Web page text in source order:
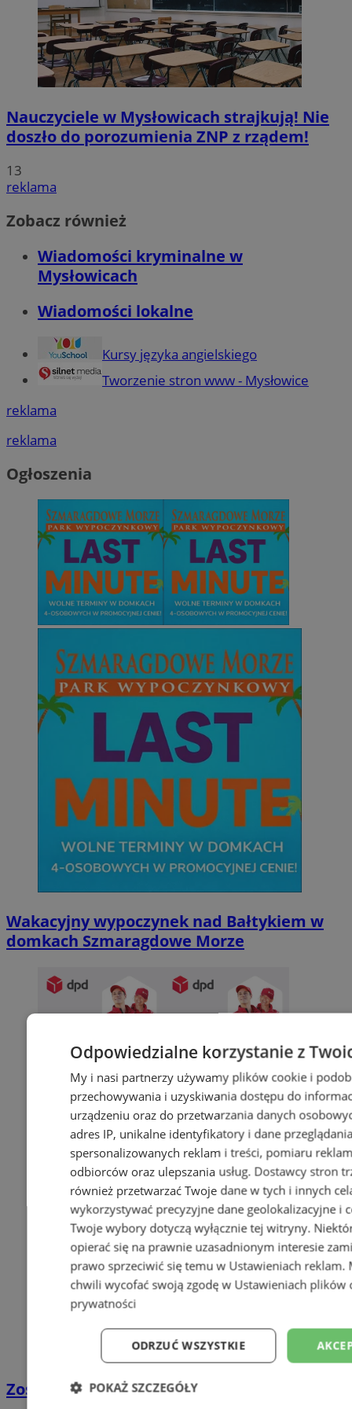
Nauczyciele w Mysłowicach strajkują! Nie
doszło do porozumienia ZNP z rządem!
13
reklama
Zobacz również
Wiadomości kryminalne w
Mysłowicach
Wiadomości lokalne
Kursy języka angielskiego
Tworzenie stron www - Mysłowice
reklama
reklama
Ogłoszenia
Wakacyjny wypoczynek nad Bałtykiem w
domkach Szmaragdowe Morze
Zostań kierowcą w DPD
Odpowiedzialne korzystanie z
My i nasi partnerzy używamy plików cookie i
przechowywania i uzyskiwania dostępu do
urządzeniu oraz do przetwarzania danych
adres IP, unikalne identyfikatory i dane
spersonalizowanych reklam i treści, pomiaru
odbiorców oraz ulepszania usług. Dostawcy stron
również przetwarzać Twoje dane w tych i innych
wykorzystywać precyzyjne dane geolokalizacyjne i
Twoje wybory dotyczą wyłącznie tej witryny.
opierać się na prawnie uzasadnionym interesie
prawo sprzeciwić się temu w Ustawieniach reklam.
chwili wycofać swoją zgodę w Ustawieniach plików
prywatności
ODRZUĆ WSZYSTKIE
POKAŻ SZCZEGÓŁY